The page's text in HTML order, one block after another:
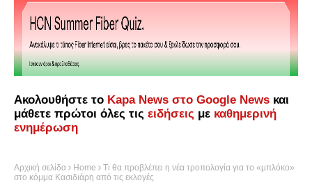
Ακολουθήστε το Kapa News στο Google News και
μάθετε πρώτοι όλες τις ειδήσεις με καθημερινή
ενημέρωση
Αρχική σελίδα Home
Τι θα προβλέπει η νέα τροπολογία για το «μπλόκο»
στο κόμμα Κασιδιάρη από τις εκλογές